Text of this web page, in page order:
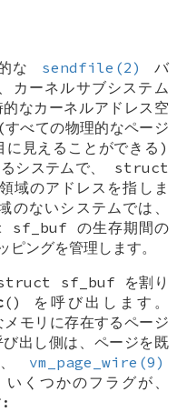
な sendfile(2)
バ
カーネルサブシステム
なカーネルアドレス空
べての物理的なページ
に見えることができる)
システムで、 struct
域のアドレスを指しま
のないシステムでは、
sf_buf の生存期間の
ングを管理します。
sf_buf を割り
() を呼び出します。
モリに存在するページ
出し側は、ページを既
vm_page_wire(9)
くつかのフラグが、